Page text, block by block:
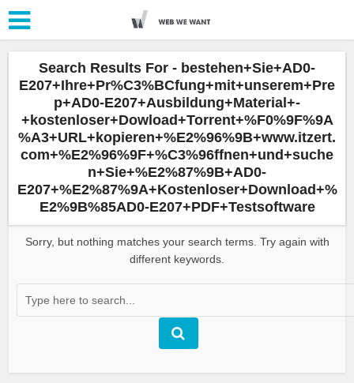
Search Results For - bestehen+Sie+AD0-
E207+Ihre+Pr%C3%BCfung+mit+unserem+Pre
p+AD0-E207+Ausbildung+Material+-
+kostenloser+Dowload+Torrent+%F0%9F%9A
%A3+URL+kopieren+%E2%96%9B+www.itzert.
com+%E2%96%9F+%C3%96ffnen+und+suche
n+Sie+%E2%87%9B+AD0-
E207+%E2%87%9A+Kostenloser+Download+%
E2%9B%85AD0-E207+PDF+Testsoftware
Sorry, but nothing matches your search terms. Try again with
different keywords.